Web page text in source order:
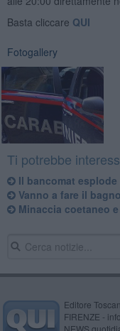
Basta cliccare QUI
Fotogallery
Ti potrebbe
Il bancomat
Vanno a fare il
Minaccia coetaneo
Editore
FIRENZE -
NEWS